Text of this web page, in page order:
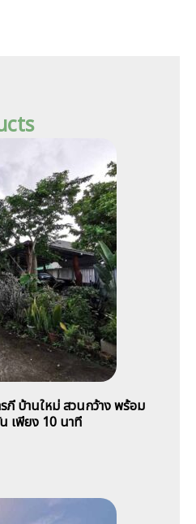
ภี บ้านใหม่ สวนกว้าง พร้อม
เพียง 10 นาที